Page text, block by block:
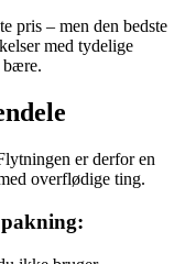
pris – men den bedste
med tydelige
bære.
er derfor en
overflødige ting.